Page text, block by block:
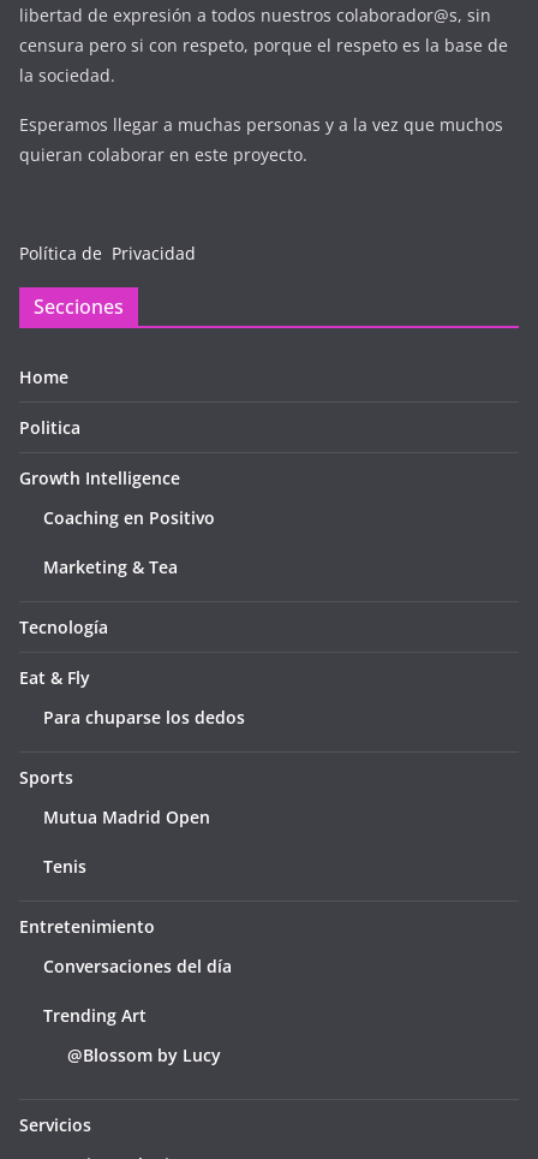
libertad de expresión a todos nuestros colaborador@s, sin
censura pero si con respeto, porque el respeto es la base de
la sociedad.
Esperamos llegar a muchas personas y a la vez que muchos
quieran colaborar en este proyecto.
Política de Privacidad
Secciones
Home
Politica
Growth Intelligence
Coaching en Positivo
Marketing & Tea
Tecnología
Eat & Fly
Para chuparse los dedos
Sports
Mutua Madrid Open
Tenis
Entretenimiento
Conversaciones del día
Trending Art
@Blossom by Lucy
Servicios